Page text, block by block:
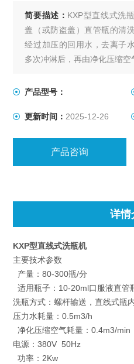
简要描述： KXP型直线式洗
盖（或防盗盖）直管瓶的清
经过加压的回用水，去离子
多次冲淋后，再由净化压缩空
产品型号：
更新时间： 2025-12-26
产品咨询
详情
KXP型直线式洗瓶机
主要技术参数
产量：80-300瓶/分
适用瓶子：10-20ml口服液直管
洗瓶方式：螺杆输送，直线式瓶
压力水耗量：0.5m3/h
净化压缩空气耗量：0.4m3/min
电源：380V 50Hz
功率：2Kw